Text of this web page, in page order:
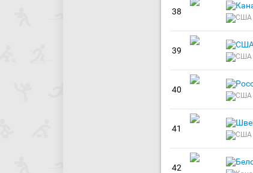
38
39
40
41
42